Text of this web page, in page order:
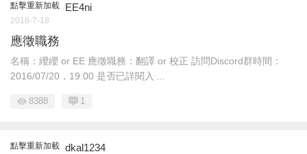
點擊重新加載 EE4ni
2016-7-18
應徵職務
名稱：纓纓 or EE 應徵職務：翻譯 or 校正 訪問Discord群時間：
2016/07/20，19:00 是否已詳閱入 ...
8388 1
點擊重新加載 dkal1234